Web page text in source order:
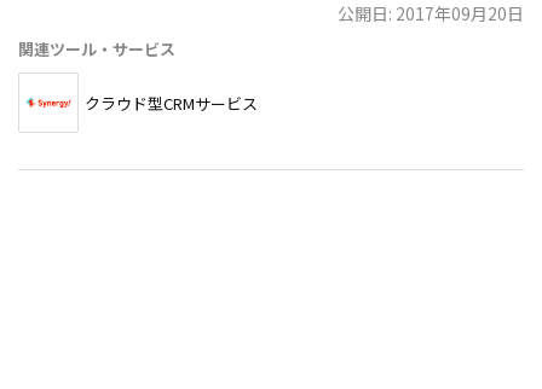
公開日: 2017年09月20日
関連ツール・サービス
クラウド型CRMサービス